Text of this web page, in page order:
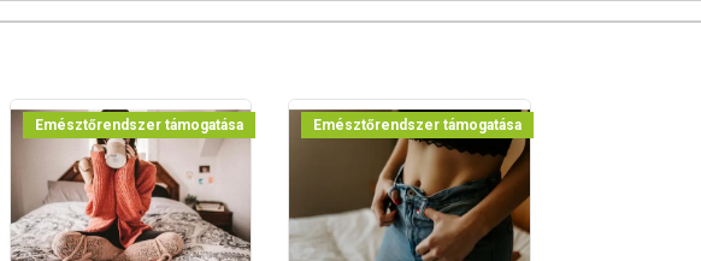
európai uniós szabályozás szerint élelmiszereknek
étrend kiegészítését szolgálják, és koncentrált formában
az étrend-kiegészítők kedvező élettani hatással
eltérő lehet, jelölésük, megjelenítésük, és reklámozásuk
betegséget megelőző vagy gyógyító hatást
vegyes étrendet és az egészséges életmódot! A
Emésztőrendszer támogatása Emésztőrendszer támogatása